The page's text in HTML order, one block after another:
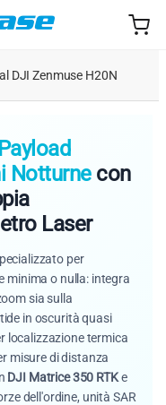
DJI Zenmuse H20N
Payload
Notturnecon
Laser
per
minima o nulla: integra
sia sulla
in oscurità quasi
localizzazione termica
misure di distanza
DJI Matrice 350 RTKe
dell'ordine, unità SAR